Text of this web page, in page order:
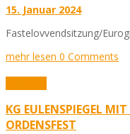
15. Januar 2024
Fastelovvendsitzung/
mehr lesen 0 Comments
KG EULENSPIEGEL
ORDENSFEST